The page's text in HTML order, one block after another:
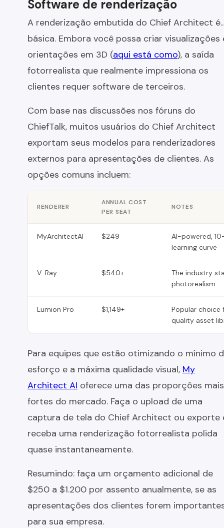
Software de renderização
A renderização embutida do Chief Architect
básica. Embora você possa criar visualizações
orientações em 3D (aqui está como), a saída
fotorrealista que realmente impressiona os
clientes requer software de terceiros.
Com base nas discussões nos fóruns do
ChiefTalk, muitos usuários do Chief Architect
exportam seus modelos para renderizadores
externos para apresentações de clientes. As
opções comuns incluem:
RENDERER
ANNUAL COST
PER SEAT
NOTES
MyArchitectAI $249
AI-powered,
learning curve
V-Ray $540+
The industry
photorealism
Lumion Pro $1,149+
Popular choice
quality asset
Para equipes que estão otimizando o mínimo
esforço e a máxima qualidade visual, My
Architect AI oferece uma das proporções mais
fortes do mercado. Faça o upload de uma
captura de tela do Chief Architect ou exporte
receba uma renderização fotorrealista polida
quase instantaneamente.
Resumindo: faça um orçamento adicional de
$250 a $1.200 por assento anualmente, se as
apresentações dos clientes forem
para sua empresa.